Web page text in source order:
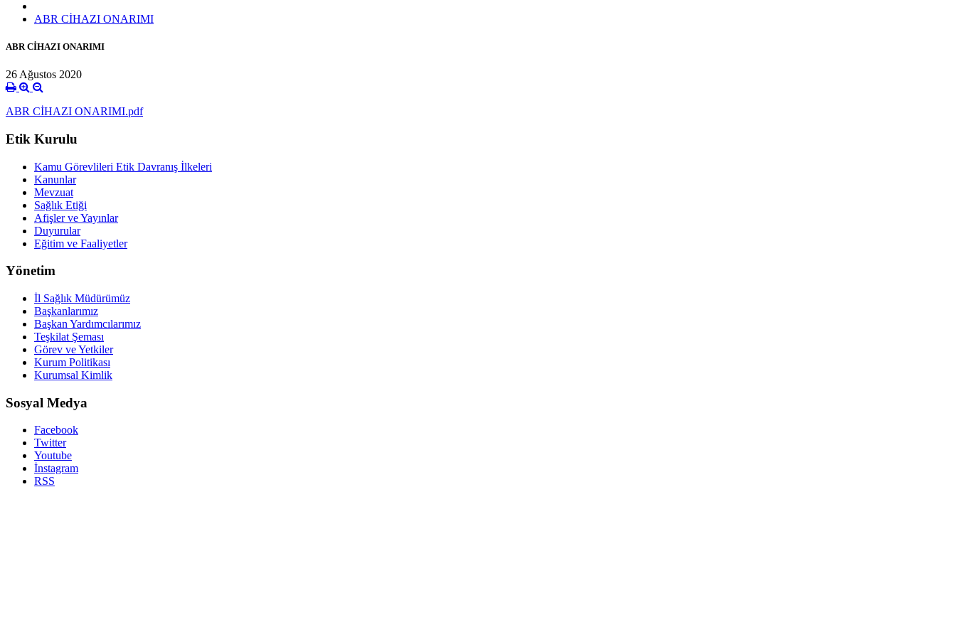
ABR CİHAZI ONARIMI
ABR CİHAZI ONARIMI
26 Ağustos 2020
ABR CİHAZI ONARIMI.pdf
Etik Kurulu
Kamu Görevlileri Etik Davranış İlkeleri
Kanunlar
Mevzuat
Sağlık Etiği
Afişler ve Yayınlar
Duyurular
Eğitim ve Faaliyetler
Yönetim
İl Sağlık Müdürümüz
Başkanlarımız
Başkan Yardımcılarımız
Teşkilat Şeması
Görev ve Yetkiler
Kurum Politikası
Kurumsal Kimlik
Sosyal Medya
Facebook
Twitter
Youtube
İnstagram
RSS